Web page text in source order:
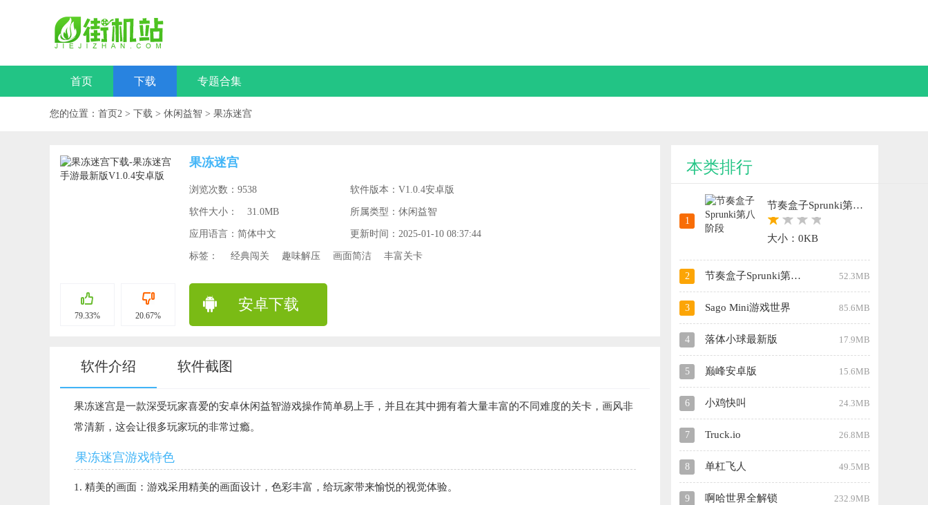
首页 下载 专题合集
您的位置： 首页2 > 下载 > 休闲益智 > 果冻迷宫
79.33% 20.67%
果冻迷宫
浏览次数：9538 软件版本：V1.0.4安卓版
软件大小： 31.0MB 所属类型：休闲益智
应用语言：简体中文 更新时间：2025-01-10 08:37:44
标签： 经典闯关 趣味解压 画面简洁 丰富关卡
安卓下载
软件介绍 软件截图
果冻迷宫是一款深受玩家喜爱的安卓休闲益智游戏操作简单易上手，并且在其中拥有着大量丰富的不同难度的关卡，画风非
常清新，这会让很多玩家玩的非常过瘾。
果冻迷宫游戏特色
1. 精美的画面：游戏采用精美的画面设计，色彩丰富，给玩家带来愉悦的视觉体验。
本类排行
1
节奏盒子Sprunki第八阶段
大小：0KB
2 节奏盒子Sprunki第十三阶段 52.3MB
3 Sago Mini游戏世界 85.6MB
4 落体小球最新版 17.9MB
5 巅峰安卓版 15.6MB
6 小鸡快叫 24.3MB
7 Truck.io 26.8MB
8 单杠飞人 49.5MB
9 啊哈世界全解锁 232.9MB